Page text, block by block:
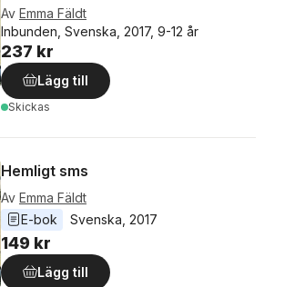
Av Emma Fäldt
Inbunden, Svenska, 2017, 9-12 år
237 kr
Lägg till
Skickas
Hemligt sms
Av Emma Fäldt
E-bok
Svenska 2017
149 kr
Lägg till